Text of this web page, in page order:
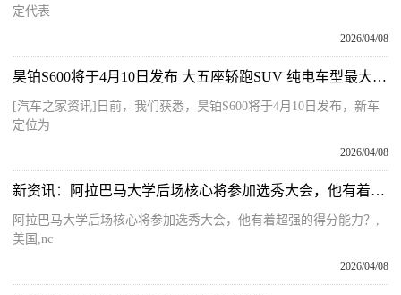
定代表
2026/04/08
昊铂S600将于4月10日发布 大五座轿跑SUV 纯电车型最大续航800km
[汽车之家资讯]日前，我们获悉，昊铂S600将于4月10日发布，新车
定位为
2026/04/08
新资讯：阿拉巴马大学后场核心将参加选秀大会，他有着超强的得分能力？
阿拉巴马大学后场核心将参加选秀大会，他有着超强的得分能力？,
美国,nc
2026/04/08